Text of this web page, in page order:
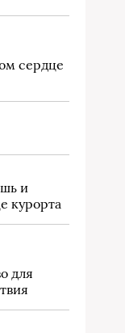
сердце
и
курорта
для